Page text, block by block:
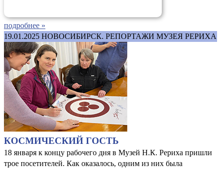
подробнее »
19.01.2025 НОВОСИБИРСК. РЕПОРТАЖИ МУЗЕЯ РЕРИХА
КОСМИЧЕСКИЙ ГОСТЬ
18 января к концу рабочего дня в Музей Н.К. Рериха пришли
трое посетителей. Как оказалось, одним из них была